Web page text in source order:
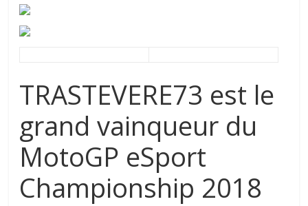
TRASTEVERE73 est le
grand vainqueur du
MotoGP eSport
Championship 2018